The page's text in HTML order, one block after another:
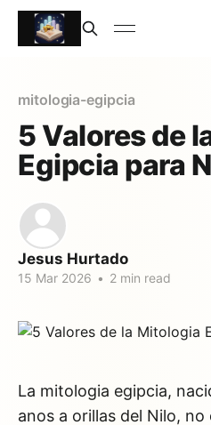
mitologia-egipcia
5 Valores de
Egipcia para
Jesus Hurtado
15 Mar 2026 • 2 min read
La mitologia egipcia,
anos a orillas del Nilo,